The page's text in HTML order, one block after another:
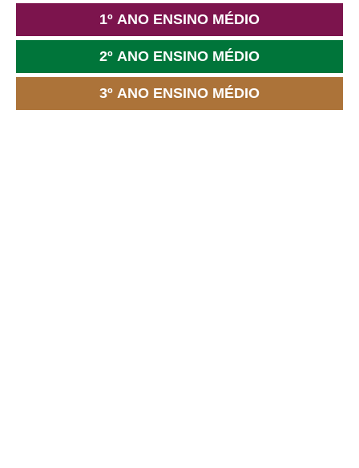
1º ANO ENSINO MÉDIO
2º ANO ENSINO MÉDIO
3º ANO ENSINO MÉDIO